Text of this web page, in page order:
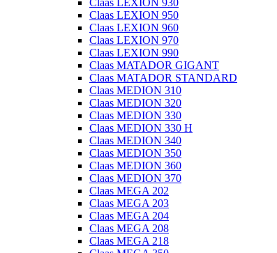
Claas LEXION 930
Claas LEXION 950
Claas LEXION 960
Claas LEXION 970
Claas LEXION 990
Claas MATADOR GIGANT
Claas MATADOR STANDARD
Claas MEDION 310
Claas MEDION 320
Claas MEDION 330
Claas MEDION 330 H
Claas MEDION 340
Claas MEDION 350
Claas MEDION 360
Claas MEDION 370
Claas MEGA 202
Claas MEGA 203
Claas MEGA 204
Claas MEGA 208
Claas MEGA 218